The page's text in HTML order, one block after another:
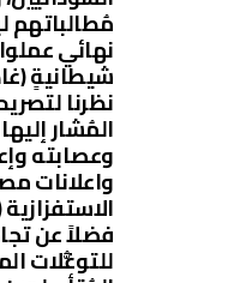
مُطالباتهم
نهائي
شيطانيةٍ
نظرنا
المُشار
وعصابته
واعلانات
فضلاً عن
للتوغُّلات